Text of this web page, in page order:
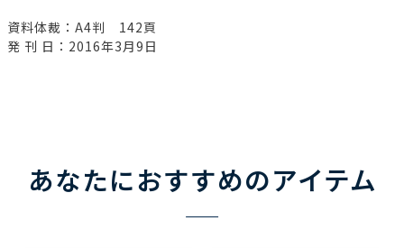
資料体裁：A4判 142頁
発 刊 日：2016年3月9日
あなたにおすすめのアイテム